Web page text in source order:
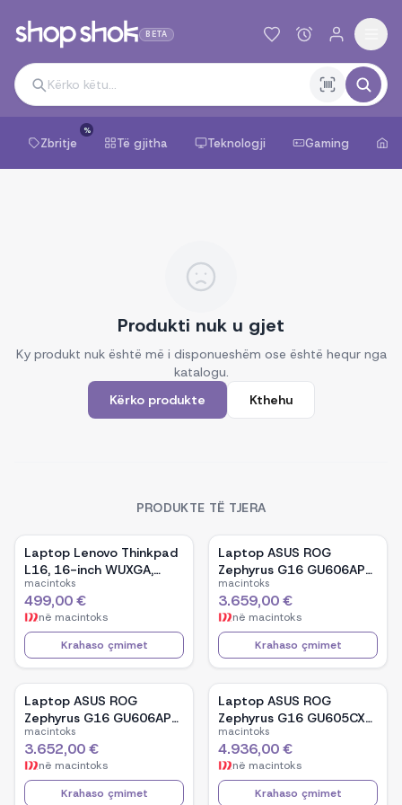
BETA
Zbritje
%
Të gjitha Teknologji Gaming
Produkti nuk u gjet
Ky produkt nuk është më i disponueshëm ose është hequr nga
katalogu.
Kërko produkte
Kthehu
PRODUKTE TË TJERA
Laptop Lenovo Thinkpad
L16, 16-inch WUXGA,
AMD Ryzen 5 Pro-7535U,
16GB Ram DDR5, 512GB
SSD - Black
macintoks
499,00 €
në macintoks
Krahaso çmimet
Laptop ASUS ROG
Zephyrus G16 GU606AP-
TB039W, 16-inch OLED,
Intel Core Ultra 9 386H,
NVIDIA GeForce RTX
5070, 32GB RAM, 1TB
SSD, Windows 11 - White
macintoks
3.659,00 €
në macintoks
Krahaso çmimet
Laptop ASUS ROG
Zephyrus G16 GU606AP-
TB041W, 16-inch OLED,
Intel Core Ultra 9 386H,
NVIDIA GeForce RTX
5070, 32GB RAM, 1TB
macintoks
3.652,00 €
në macintoks
Krahaso çmimet
Laptop ASUS ROG
Zephyrus G16 GU605CX-
QR106W, 16-inch WQXGA
OLED, Intel Core Ultra 9
285H, NVIDIA GeForce
RTX 5090, 32GB RAM,
macintoks
4.936,00 €
në macintoks
Krahaso çmimet